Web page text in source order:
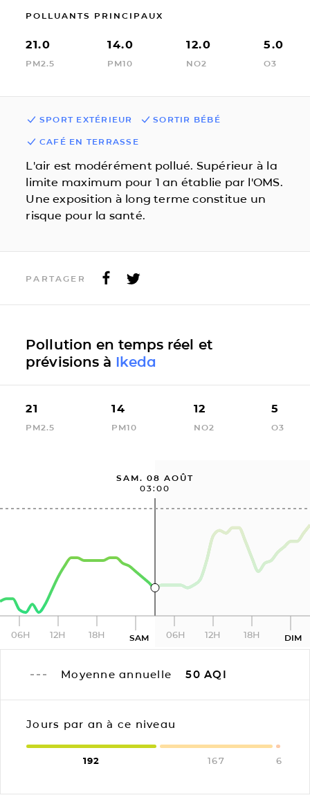
POLLUANTS PRINCIPAUX
21.0
PM2.5
14.0
PM10
12.0
NO2
5.0
O3
SPORT EXTÉRIEUR SORTIR BÉBÉ
CAFÉ EN TERRASSE
L'air est modérément pollué. Supérieur à la
limite maximum pour 1 an établie par l'OMS.
Une exposition à long terme constitue un
risque pour la santé.
PARTAGER
Pollution en temps réel et
prévisions à Ikeda
21
PM2.5
14
PM10
12
NO2
5
O3
SAM. 08 AOÛT
03:00
06H 12H 18H SAM 06H 12H 18H DIM
Moyenne annuelle 50 AQI
Jours par an à ce niveau
192 167 6